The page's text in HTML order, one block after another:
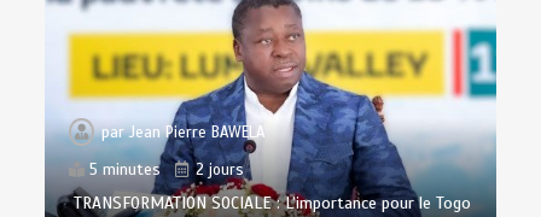
parJean Pierre BAWELA
5 minutes
2 jours
TRANSFORMATION SOCIALE : L’importance pour le Togo